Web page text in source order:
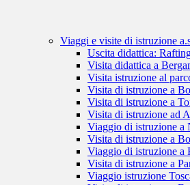
Viaggi e visite di istruzione
Uscita didattica:
Visita didattica a
Visita istruzione al
Visita di istruzione a
Visita di istruzione a
Visita di istruzione ad
Viaggio di istruzione a
Visita di istruzione a
Viaggio di istruzione a
Visita di istruzione a
Viaggio istruzione